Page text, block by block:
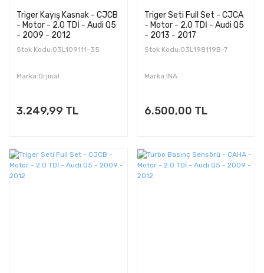
Triger Kayış Kasnak - CJCB
- Motor - 2.0 TDİ - Audi Q5
- 2009 - 2012
Stok Kodu:03L109111-35
Marka:Orjinal
3.249,99 TL
Triger Seti Full Set - CJCA
- Motor - 2.0 TDİ - Audi Q5
- 2013 - 2017
Stok Kodu:03L198119B-7
Marka:INA
6.500,00 TL